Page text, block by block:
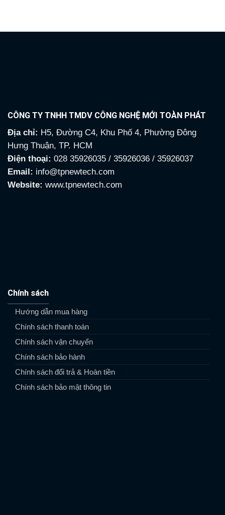
CÔNG TY TNHH TMDV CÔNG NGHỆ MỚI TOÀN PHÁT
Địa chỉ: H5, Đường C4, Khu Phố 4, Phường Đông
Hưng Thuận, TP. HCM
Điện thoại: 028 35926035 / 35926036 / 35926037
Email: info@tpnewtech.com
Website: www.tpnewtech.com
Chính sách
Hướng dẫn mua hàng
Chính sách thanh toán
Chính sách vận chuyển
Chính sách bảo hành
Chính sách đổi trả & Hoàn tiền
Chính sách bảo mật thông tin